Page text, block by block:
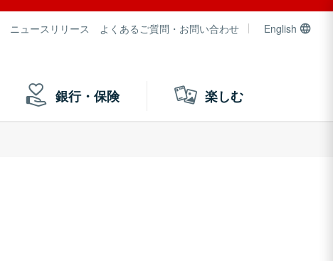
ニュースリリース よくあるご質問・お問い合わせ English
銀行・保険 楽しむ